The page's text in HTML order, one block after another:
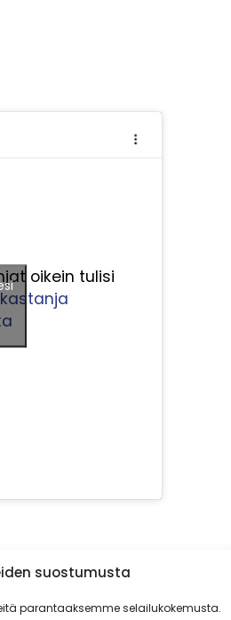
suostumusta
parantaaksemme selailukokemusta.
oikein tulisi
niin saat lisää ihania